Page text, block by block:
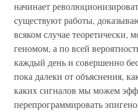
начинает
существуют работы,
всяком случае теоретически,
геномом, а по всей
каждый день и совершенно
пока далеки от объяснения,
каких сигналов мы можем
перепрограммировать